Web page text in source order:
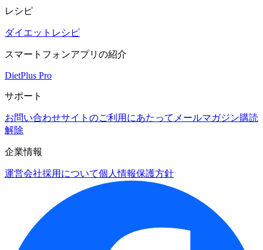
レシピ
ダイエットレシピ
スマートフォンアプリの紹介
DietPlus Pro
サポート
お問い合わせサイトのご利用にあたって メールマガジン購読
解除
企業情報
運営会社採用について個人情報保護方針